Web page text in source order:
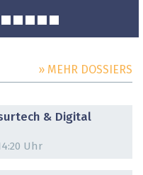
» MEHR DOSSIERS
& Digital
Uhr